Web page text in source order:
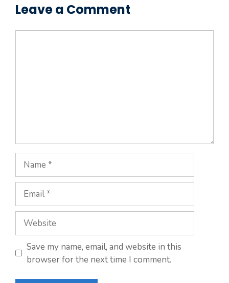
Leave a Comment
Name
Email
Website
Save my name, email, and website in this
browser for the next time I comment.